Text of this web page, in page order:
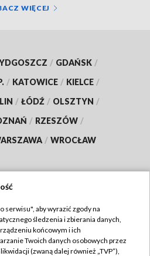
WIĘCEJ
/ GDAŃSK /
/ KATOWICE / KIELCE /
/ ŁÓDŹ / OLSZTYN /
/ RZESZÓW /
/ WROCŁAW
TVP
TVP
serwisu", aby wyrazić zgody na
śledzenia i zbierania danych,
końcowym i ich
Twoich danych osobowych przez
(zwaną dalej również „TVP”),